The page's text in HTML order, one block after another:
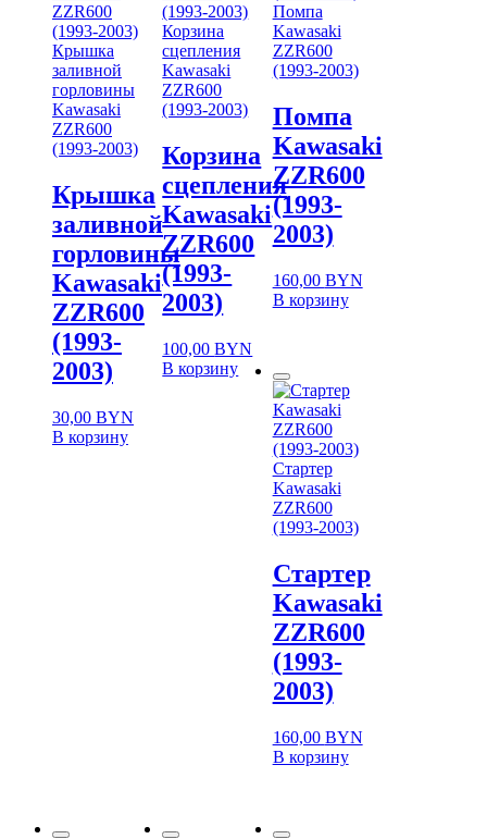
Крышка
заливной
горловины
Kawasaki
ZZR600
(1993-2003)
Крышка
заливной
горловины
Kawasaki
ZZR600
(1993-
2003)
30,00 BYN
В корзину
Корзина
сцепления
Kawasaki
ZZR600
(1993-2003)
Корзина
сцепления
Kawasaki
ZZR600
(1993-
2003)
100,00BYN
В корзину
Помпа
Kawasaki
ZZR600
(1993-2003)
Помпа
Kawasaki
ZZR600
(1993-
2003)
160,00 BYN
В корзину
Стартер
Kawasaki
ZZR600
(1993-2003)
Стартер
Kawasaki
ZZR600
(1993-
2003)
160,00 BYN
В корзину